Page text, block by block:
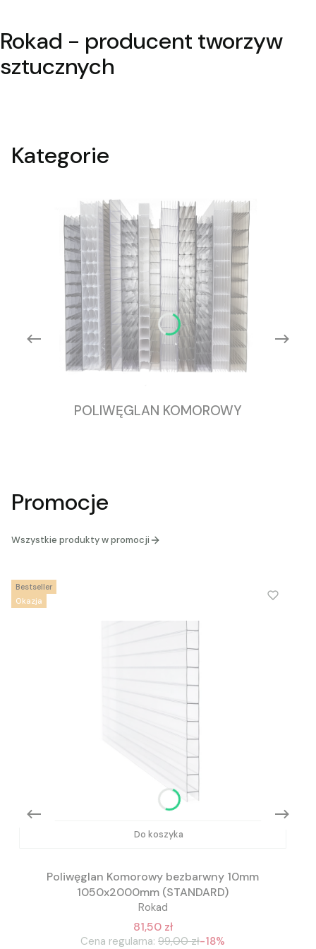
Rokad - producent tworzyw
sztucznych
Kategorie
POLIWĘGLAN KOMOROWY
Promocje
Wszystkie produkty w promocji
Okazja
Bestseller
Do koszyka
Poliwęglan Komorowy bezbarwny 10mm
1050x2000mm (STANDARD)
Rokad
81,50 zł
Cena regularna: 99,00 zł-18%